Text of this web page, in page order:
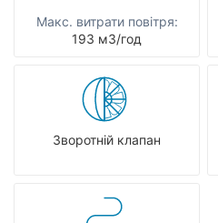
Макс. витрати повітря:
193 мЗ/год
Зворотній клапан